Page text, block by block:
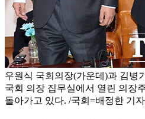
우원식 국회의장(가운데)과 김병
국회 의장 집무실에서 열린 의장
돌아가고 있다. /국회=배정한 기자